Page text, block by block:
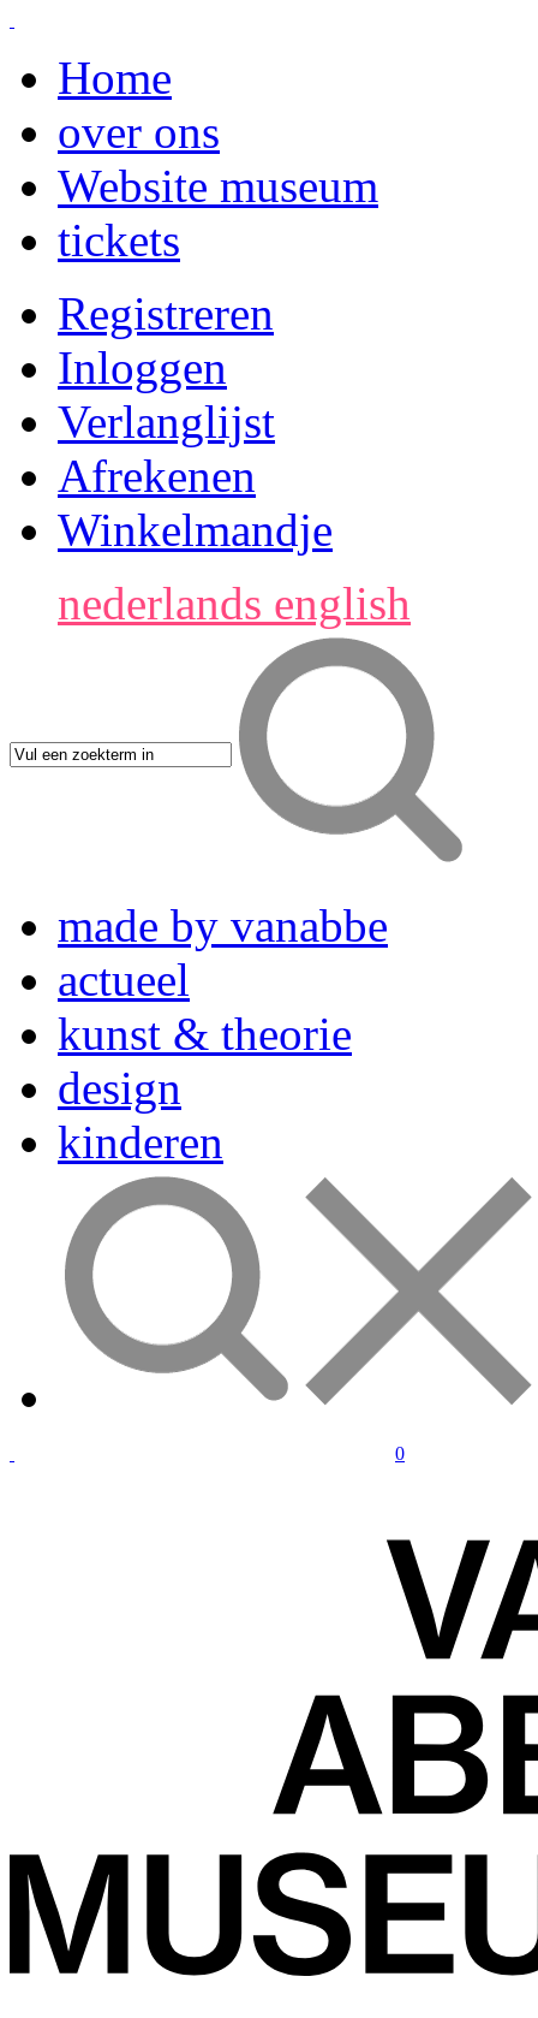
Home
over ons
Website museum
tickets
Registreren
Inloggen
Verlanglijst
Afrekenen
Winkelmandje
nederlands english
made by vanabbe
actueel
kunst & theorie
design
kinderen
0